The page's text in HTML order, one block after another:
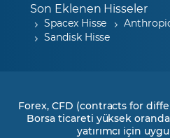
Son Eklenen Hisseler
Spacex Hisse
Sandisk Hisse
Forex, CFD (contracts for
Borsa ticareti yüksek
yatırımcı için